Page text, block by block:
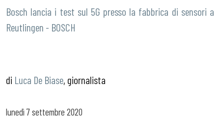
Bosch lancia i test sul 5G presso la fabbrica di sensori a
Reutlingen - BOSCH
di Luca De Biase, giornalista
lunedì 7 settembre 2020